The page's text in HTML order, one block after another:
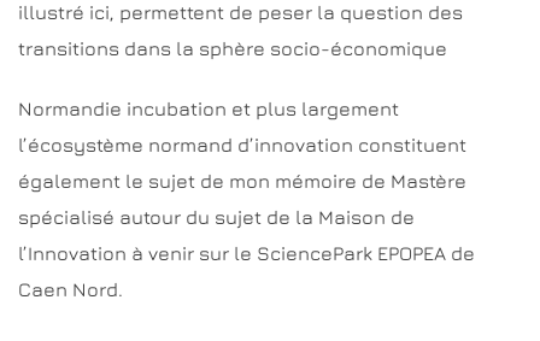
illustré ici, permettent de peser la question des
transitions dans la sphère socio-économique
Normandie incubation et plus largement
l’écosystème normand d’innovation constituent
également le sujet de mon mémoire de Mastère
spécialisé autour du sujet de la Maison de
l’Innovation à venir sur le SciencePark EPOPEA de
Caen Nord.